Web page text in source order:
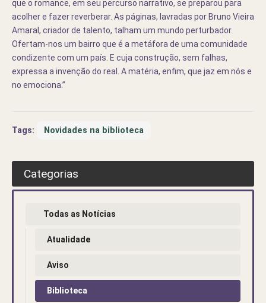
que o romance, em seu percurso narrativo, se preparou para
acolher e fazer reverberar. As páginas, lavradas por Bruno Vieira
Amaral, criador de talento, talham um mundo perturbador.
Ofertam-nos um bairro que é a metáfora de uma comunidade
condizente com um país. E cuja construção, sem falhas,
expressa a invenção do real. A matéria, enfim, que jaz em nós e
no emociona.”
Tags: Novidades na biblioteca
Categorias
Todas as Notícias
Atualidade
Aviso
Biblioteca